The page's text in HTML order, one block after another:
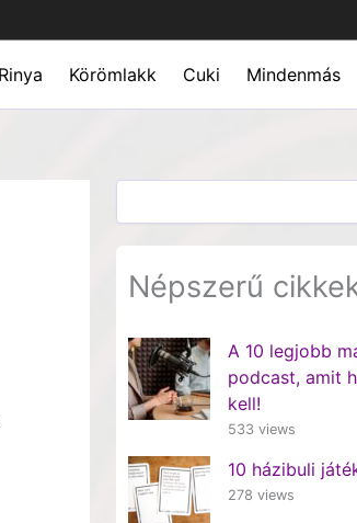
Rinya Körömlakk Cuki Mindenmás
Népszerű
A 10 legjobb
podcast, amit
kell!
533 views
10 házibuli
278 views